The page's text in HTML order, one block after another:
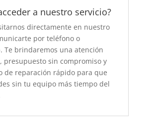
a nuestro servicio?
directamente en nuestro
por teléfono o
Te brindaremos una atención
presupuesto sin compromiso y
de reparación rápido para que
sin tu equipo más tiempo del